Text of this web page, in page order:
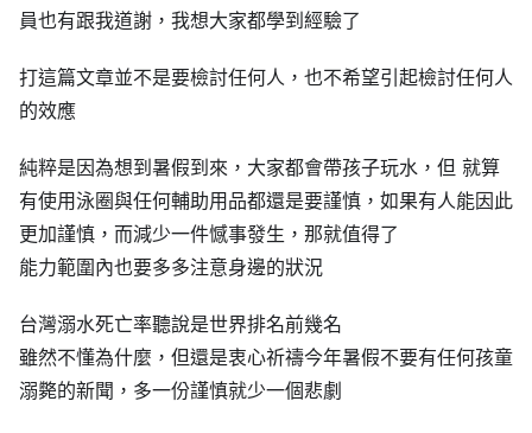
員也有跟我道謝，我想大家都學到經驗了
打這篇文章並不是要檢討任何人，也不希望引起檢討任何人
的效應
純粹是因為想到暑假到來，大家都會帶孩子玩水，但 就算
有使用泳圈與任何輔助用品都還是要謹慎，如果有人能因此
更加謹慎，而減少一件憾事發生，那就值得了
能力範圍內也要多多注意身邊的狀況
台灣溺水死亡率聽說是世界排名前幾名
雖然不懂為什麼，但還是衷心祈禱今年暑假不要有任何孩童
溺斃的新聞，多一份謹慎就少一個悲劇